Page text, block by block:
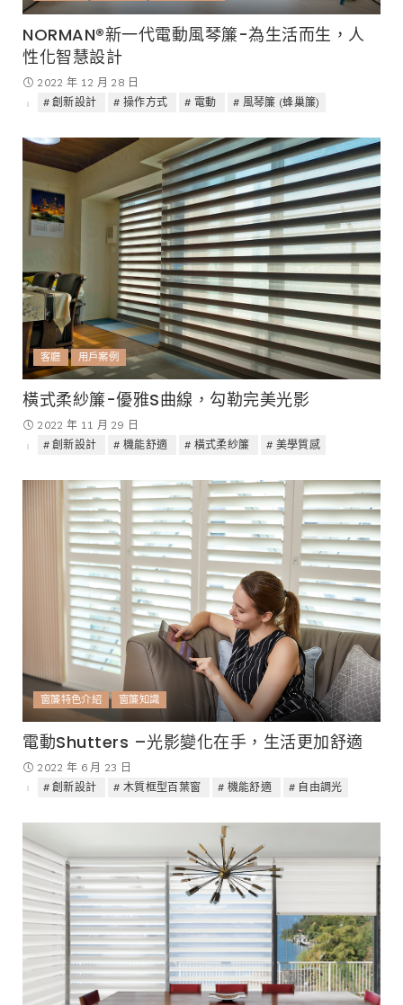
NORMAN®新一代電動風琴簾-為生活而生，人
性化智慧設計
2022 年 12 月 28 日
創新設計
操作方式 電動 風琴簾 (蜂巢簾)
客廳 用戶案例
橫式柔紗簾-優雅S曲線，勾勒完美光影
2022 年 11 月 29 日
創新設計
機能舒適 橫式柔紗簾 美學質感
窗簾特色介紹 窗簾知識
電動Shutters –光影變化在手，生活更加舒適
2022 年 6 月 23 日
創新設計
木質框型百葉窗 機能舒適 自由調光